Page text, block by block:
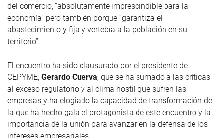
del comercio, “absolutamente imprescindible para la
economía” pero también porque “garantiza el
abastecimiento y fija y vertebra a la población en su
territorio”.
El encuentro ha sido clausurado por el presidente de
CEPYME, Gerardo Cuerva, que se ha sumado a las críticas
al exceso regulatorio y al clima hostil que sufren las
empresas y ha elogiado la capacidad de transformación de
la que ha hecho gala el protagonista de este encuentro y la
importancia de la unión para avanzar en la defensa de los
intereses empresariales.